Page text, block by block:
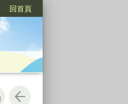
回首頁